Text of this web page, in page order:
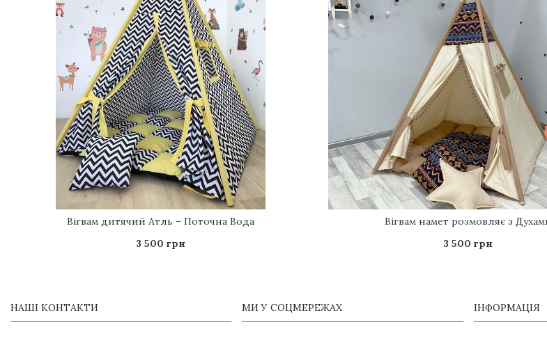
Вігвам дитячий Атль – Поточна Вода
3 500 грн
Вігвам намет розмовляє з
3 500 грн
НАШІ КОНТАКТИ МИ У СОЦМЕРЕЖАХ ІНФОРМАЦІЯ